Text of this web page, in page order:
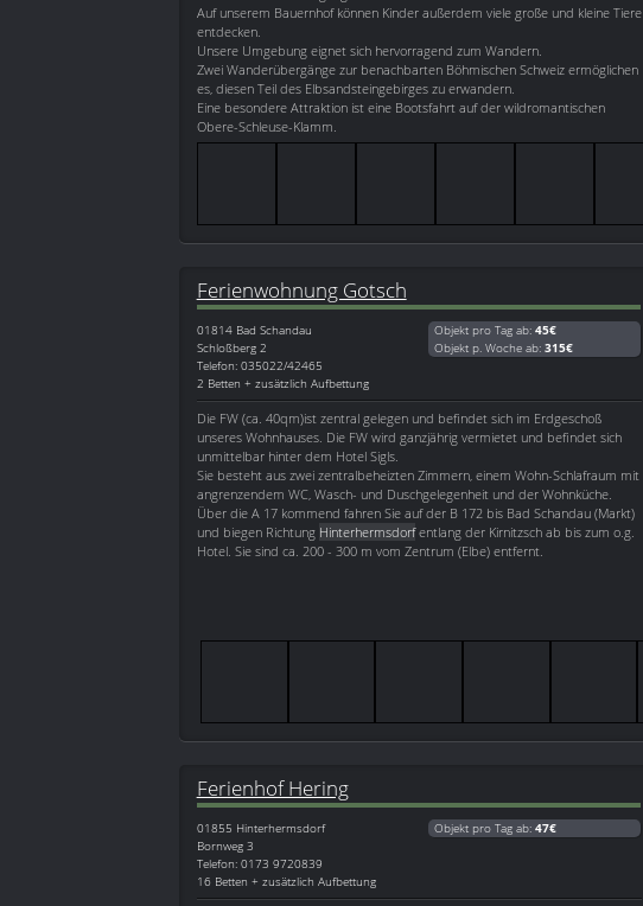
Auf unserem Bauernhof können Kinder außerdem viele große und kleine Tiere
entdecken.
Unsere Umgebung eignet sich hervorragend zum Wandern.
Zwei Wanderübergänge zur benachbarten Böhmischen Schweiz ermöglichen
es, diesen Teil des Elbsandsteingebirges zu erwandern.
Eine besondere Attraktion ist eine Bootsfahrt auf der wildromantischen
Obere-Schleuse-Klamm.
Ferienwohnung Gotsch
01814 Bad Schandau
Schloßberg 2
Telefon: 035022/42465
2 Betten + zusätzlich Aufbettung
Objekt pro Tag ab: 45€
Objekt p. Woche ab: 315€
Die FW (ca. 40qm)ist zentral gelegen und befindet sich im Erdgeschoß
unseres Wohnhauses. Die FW wird ganzjährig vermietet und befindet sich
unmittelbar hinter dem Hotel Sigls.
Sie besteht aus zwei zentralbeheizten Zimmern, einem Wohn-Schlafraum mit
angrenzendem WC, Wasch- und Duschgelegenheit und der Wohnküche.
Über die A 17 kommend fahren Sie auf der B 172 bis Bad Schandau (Markt)
und biegen Richtung Hinterhermsdorfentlang der Kirnitzsch ab bis zum o.g.
Hotel. Sie sind ca. 200 - 300 m vom Zentrum (Elbe) entfernt.
Ferienhof Hering
01855 Hinterhermsdorf
Bornweg 3
Telefon: 0173 9720839
16 Betten + zusätzlich Aufbettung
Objekt pro Tag ab: 47€